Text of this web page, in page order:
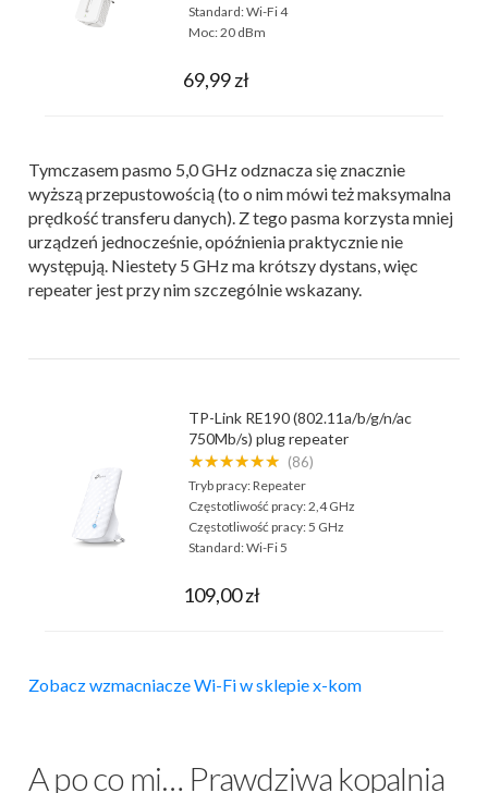
Standard:Wi-Fi 4
Moc:20 dBm
69,99 zł
Tymczasem pasmo 5,0 GHz odznacza się znacznie
wyższą przepustowością (to o nim mówi też maksymalna
prędkość transferu danych). Z tego pasma korzysta mniej
urządzeń jednocześnie, opóźnienia praktycznie nie
występują. Niestety 5 GHz ma krótszy dystans, więc
repeater jest przy nim szczególnie wskazany.
TP-Link RE190 (802.11a/b/g/n/ac
750Mb/s) plug repeater
★★★★★★ (86)
Tryb pracy:Repeater
Częstotliwość pracy:2,4 GHz
Częstotliwość pracy: 5 GHz
Standard:Wi-Fi 5
109,00 zł
Zobacz wzmacniacze Wi-Fi w sklepie x-kom
A po co mi… Prawdziwa kopalnia